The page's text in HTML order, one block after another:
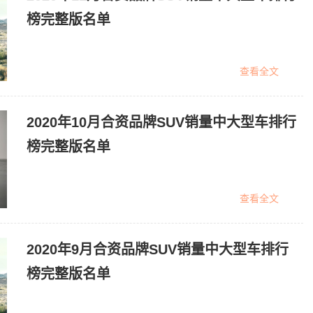
榜完整版名单
查看全文
2020年10月合资品牌SUV销量中大型车排行
榜完整版名单
查看全文
2020年9月合资品牌SUV销量中大型车排行
榜完整版名单